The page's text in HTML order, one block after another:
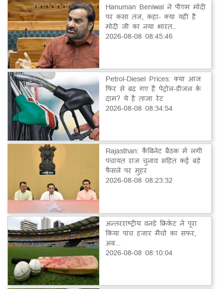
Hanuman Beniwal ने पीएम मोदी
पर कसा तंज, कहा- क्या यही है
मोदी जी का नया भारत…
2026-08-08 08:45:46
Petrol-Diesel Prices: क्या आज
फिर से बढ़ गए हैं पेट्रोल-डीजल के
दाम? ये है ताजा रेट
2026-08-08 08:34:54
Rajasthan: कैबिनेट बैठक में लगी
पंचायत राज चुनाव सहित कई बड़े
फैसले पर मुहर
2026-08-08 08:23:32
अन्तरराष्ट्रीय वनडे क्रिकेट ने पूरा
किया पांच हजार मैचों का सफर,
अब...
2026-08-08 08:10:04